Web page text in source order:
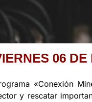
06
«Conexión
y rescatar